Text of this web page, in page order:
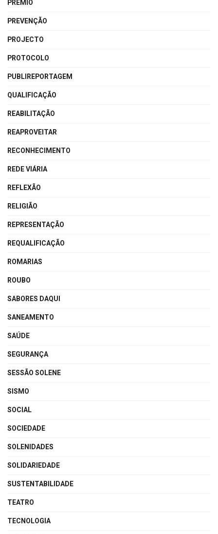
PRÉMIO
PREVENÇÃO
PROJECTO
PROTOCOLO
PUBLIREPORTAGEM
QUALIFICAÇÃO
REABILITAÇÃO
REAPROVEITAR
RECONHECIMENTO
REDE VIÁRIA
REFLEXÃO
RELIGIÃO
REPRESENTAÇÃO
REQUALIFICAÇÃO
ROMARIAS
ROUBO
SABORES DAQUI
SANEAMENTO
SAÚDE
SEGURANÇA
SESSÃO SOLENE
SISMO
SOCIAL
SOCIEDADE
SOLENIDADES
SOLIDARIEDADE
SUSTENTABILIDADE
TEATRO
TECNOLOGIA